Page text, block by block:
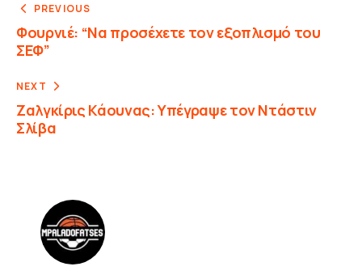
PREVIOUS
Φουρνιέ: “Να προσέχετε τον εξοπλισμό του
ΣΕΦ”
NEXT
Ζαλγκίρις Κάουνας: Υπέγραψε τον Ντάστιν
Σλίβα